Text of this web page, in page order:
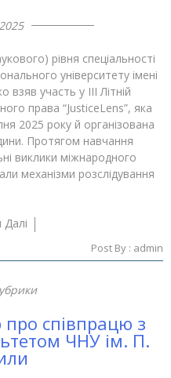
рівня спеціальності
університету імені
участь у ІІІ Літній
права “JusticeLens”, яка
2025 року й організована
Протягом навчання
виклики міжнародного
механізми розслідування
Post By : admin
про співпрацю з
ЧНУ ім. П.